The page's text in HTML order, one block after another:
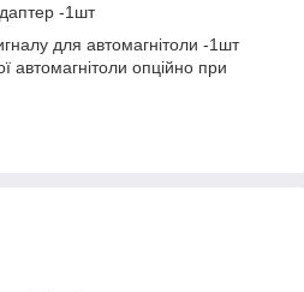
-1шт
для автомагнітоли -1шт
автомагнітоли опційно при